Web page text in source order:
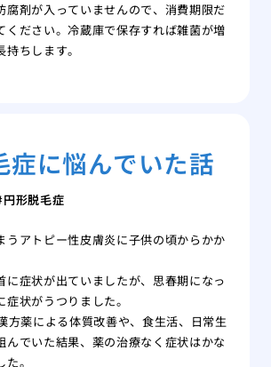
腐剤が入っていませんので、消費期限だ
ください。冷蔵庫で保存すれば雑菌が増
ちします。
症に悩んでいた話
円形脱毛症
うアトピー性皮膚炎に子供の頃からかか
に症状が出ていましたが、思春期になっ
状がうつりました。
方薬による体質改善や、食生活、日常生
んでいた結果、薬の治療なく症状はかな
。